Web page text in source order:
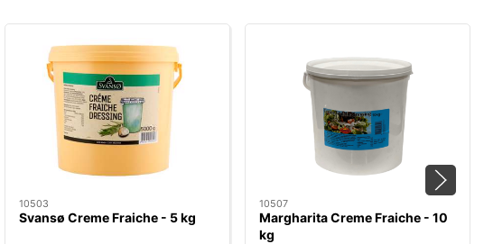
10503
Svansø Creme Fraiche - 5 kg
10507
Margharita Creme Fraiche - 10
kg